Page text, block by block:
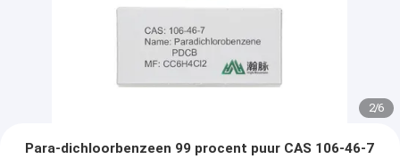
3/6
Para-dichloorbenzeen 99 procent puur CAS 106-46-7